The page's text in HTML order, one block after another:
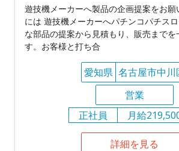
遊技機メーカーへ製品の企画提案をお願
には 遊技機メーカーへパチンコパチス
な部品の提案から見積もり、販売までを
す。お客様と打ち合
愛知県 名古屋市中川
営業
正社員
月給
詳細を見る